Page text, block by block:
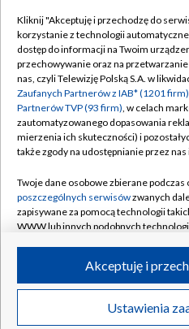
Abonament TVP
Emisja w TVP
Centrum informacji TVP
Naziemna Telewizja
Rada Programowa
System NOS
Informacje o nadawcy
Program dla prasy
Ogłoszenie przetargowe
Polityka
Moje
©2026 Telewizja
Kliknij "Akceptuję i przechodzę do
korzystanie z technologii
dostęp do informacji na Twoim
przechowywanie oraz na
nas, czyli Telewizję Polską S.A. w
Zaufanych Partnerów z IAB* (1201 firm)
Partnerów TVP (93 firm), w celach
zautomatyzowanego dopasowania
mierzenia ich skuteczności) i
także zgody na udostępnianie przez
Twoje dane osobowe zbierane
poszczególnych serwisówzwanych
zapisywane za pomocą technologii
WWW lub innych podobnych
ruchu w Internecie.
Twoje dane osobowe zbierane podczas
poszczególnych serwisówna Portalu,
Ustawienia
Akceptuję i